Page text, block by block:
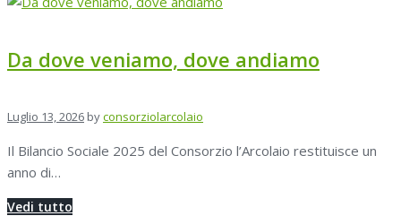
Da dove veniamo, dove andiamo
Luglio 13, 2026 byconsorziolarcolaio
Il Bilancio Sociale 2025 del Consorzio l’Arcolaio restituisce un
anno di…
Vedi tutto